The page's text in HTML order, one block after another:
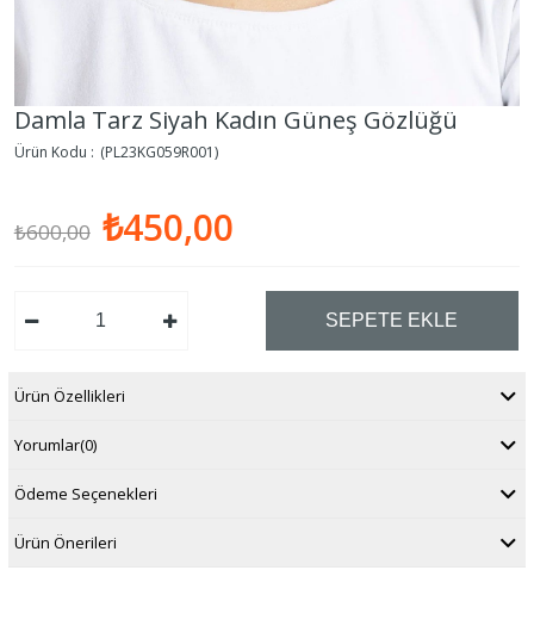
Damla Tarz Siyah Kadın Güneş Gözlüğü
(PL23KG059R001)
₺600,00 ₺450,00
Ürün Özellikleri
Yorumlar(0)
Ödeme Seçenekleri
Ürün Önerileri